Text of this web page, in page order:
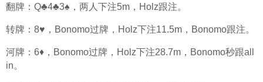
翻牌：Q♣4♣3♠，两人下注5m，Holz跟注。
转牌：8♥，Bonomo过牌，Holz下注11.5m，Bonomo跟注。
河牌：6♦，Bonomo过牌，Holz下注28.7m，Bonomo秒跟all
in。